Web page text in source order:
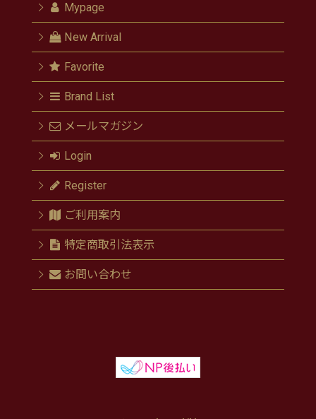
Mypage
New Arrival
Favorite
Brand List
メールマガジン
Login
Register
ご利用案内
特定商取引法表示
お問い合わせ